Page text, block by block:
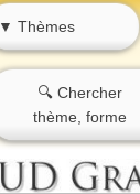
▼ Thèmes
🔍 Chercher
thème, forme